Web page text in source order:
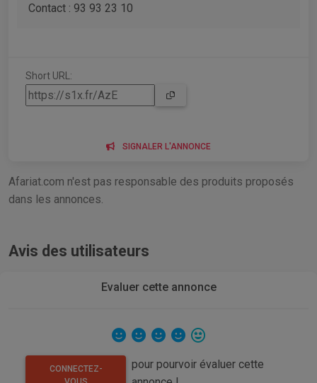
Contact : 93 93 23 10
Short URL:
SIGNALER L'ANNONCE
Afariat.com n'est pas responsable des produits proposés
dans les annonces.
Avis des utilisateurs
Evaluer cette annonce
CONNECTEZ-
pour pourvoir évaluer cette